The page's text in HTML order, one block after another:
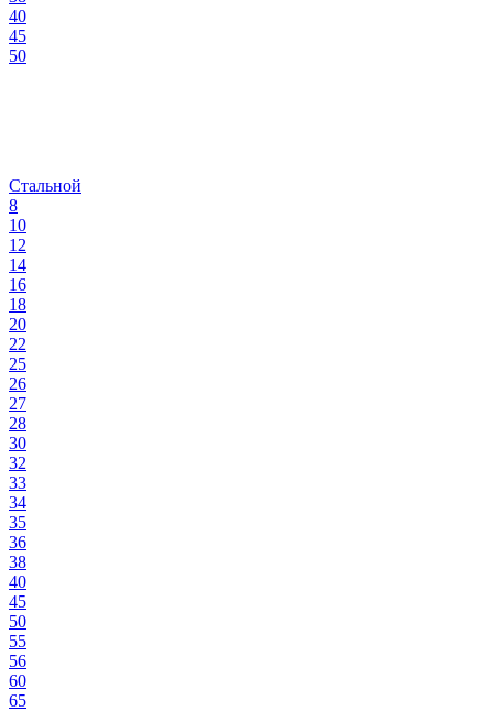
40
45
50
Стальной
8
10
12
14
16
18
20
22
25
26
27
28
30
32
33
34
35
36
38
40
45
50
55
56
60
65